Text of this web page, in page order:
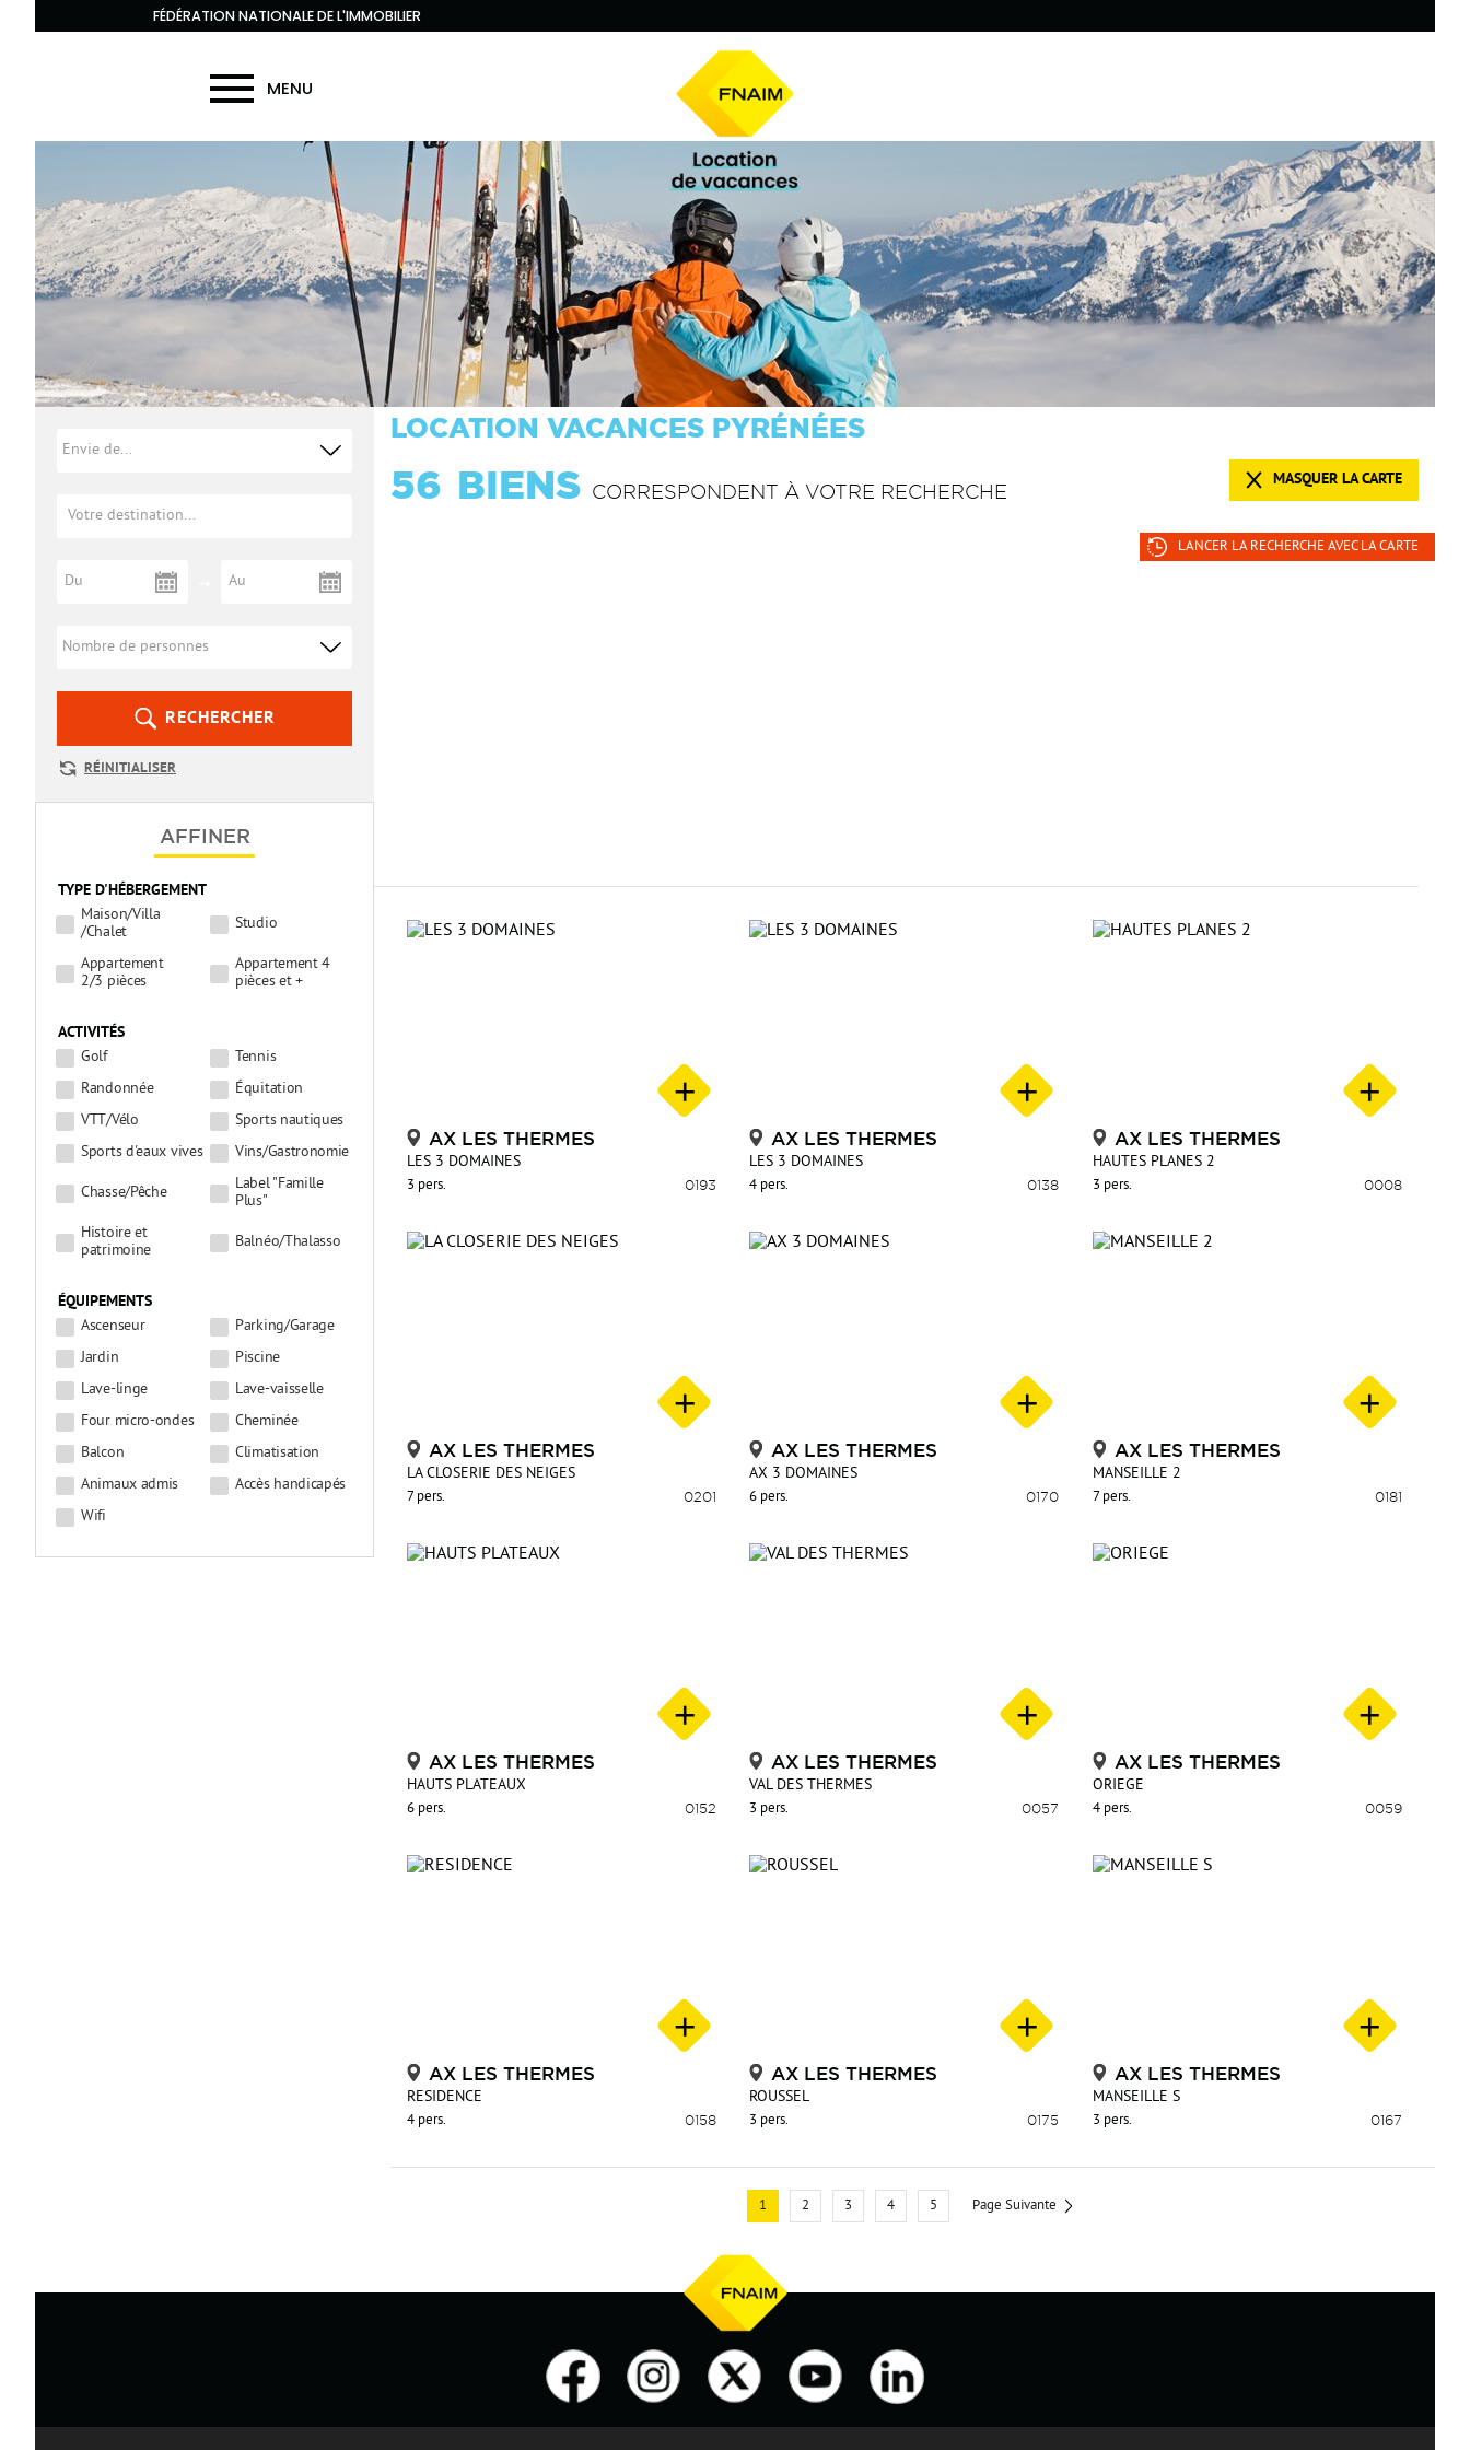
FÉDÉRATION NATIONALE DE L'IMMOBILIER
MENU
RECHERCHER
RÉINITIALISER
AFFINER
TYPE D'HÉBERGEMENT
Maison/Villa
/Chalet
Studio
Appartement
2/3 pièces
Appartement 4
pièces et +
ACTIVITÉS
Golf
Tennis
Randonnée
Équitation
VTT/Vélo
Sports nautiques
Sports d'eaux vives
Vins/Gastronomie
Chasse/Pêche
Label "Famille
Plus"
Histoire et
patrimoine
Balnéo/Thalasso
ÉQUIPEMENTS
Ascenseur
Parking/Garage
Jardin
Piscine
Lave-linge
Lave-vaisselle
Four micro-ondes
Cheminée
Balcon
Climatisation
Animaux admis
Accès handicapés
Wifi
LOCATION VACANCES PYRÉNÉES
56 BIENS CORRESPONDENT À VOTRE RECHERCHE
MASQUER LA CARTE
LANCER LA RECHERCHE AVEC LA CARTE
AX LES THERMES
LES 3 DOMAINES
3 pers. 0193
AX LES THERMES
LES 3 DOMAINES
4 pers. 0138
AX LES THERMES
HAUTES PLANES 2
3 pers. 0008
AX LES THERMES
LA CLOSERIE DES NEIGES
7 pers. 0201
AX LES THERMES
AX 3 DOMAINES
6 pers. 0170
AX LES THERMES
MANSEILLE 2
7 pers. 0181
AX LES THERMES
HAUTS PLATEAUX
6 pers. 0152
AX LES THERMES
VAL DES THERMES
3 pers. 0057
AX LES THERMES
ORIEGE
4 pers. 0059
AX LES THERMES
RESIDENCE
4 pers. 0158
AX LES THERMES
ROUSSEL
3 pers. 0175
AX LES THERMES
MANSEILLE S
3 pers. 0167
1 2 3 4 5 Page Suivante